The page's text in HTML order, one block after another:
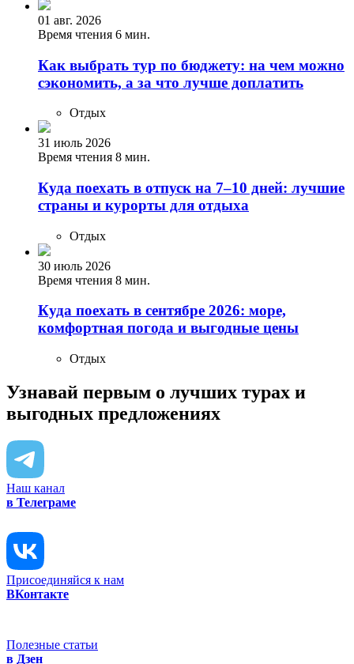
01 авг. 2026
Время чтения 6 мин.
Как выбрать тур по бюджету: на чем можно
сэкономить, а за что лучше доплатить
Отдых
31 июль 2026
Время чтения 8 мин.
Куда поехать в отпуск на 7–10 дней: лучшие
страны и курорты для отдыха
Отдых
30 июль 2026
Время чтения 8 мин.
Куда поехать в сентябре 2026: море,
комфортная погода и выгодные цены
Отдых
Узнавай первым о лучших турах и
выгодных предложениях
Наш канал
в Телеграме
Присоединяйся к нам
ВКонтакте
Полезные статьи
в Дзен